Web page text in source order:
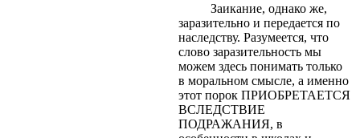
Заикание, однако же,
заразительно и передается по
наследству. Разумеется, что
слово заразительность мы
можем здесь понимать только
в моральном смысле, а именно
этот порок ПРИОБРЕТАЕТСЯ
ВСЛЕДСТВИЕ
ПОДРАЖАНИЯ, в